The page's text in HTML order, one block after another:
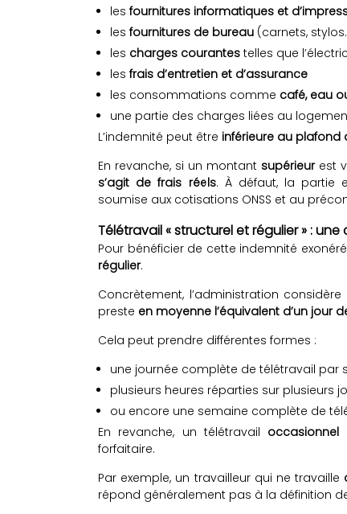
les fournitures informatiques et
les fournitures de bureau (carnets,
les charges courantes telles que
les frais d’entretien et d’assurance
les consommations comme café, eau
une partie des charges liées au
L’indemnité peut être inférieure au plafond
En revanche, si un montant supérieurest
s’agit de frais réels. À défaut, la partie
soumise aux cotisations ONSS et au
Télétravail « structurel et régulier » :
Pour bénéficier de cette indemnité
régulier.
Concrètement, l’administration
preste en moyenne l’équivalent d’un jour
Cela peut prendre différentes formes :
une journée complète de télétravail par
plusieurs heures réparties sur plusieurs
ou encore une semaine complète de
En revanche, un télétravail
forfaitaire.
Par exemple, un travailleur qui ne travaille
répond généralement pas à la définition